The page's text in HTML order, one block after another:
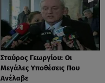
Σταύρος Γεωργίου: Οι
Μεγάλες Υποθέσεις Που
Ανέλαβε